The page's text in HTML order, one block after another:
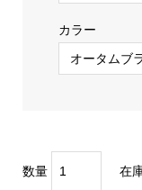
カラー
数量 在